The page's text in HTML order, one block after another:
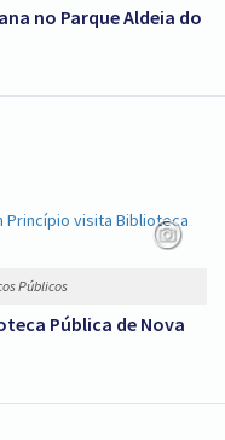
no Parque Aldeia do
Públicos
Pública de Nova